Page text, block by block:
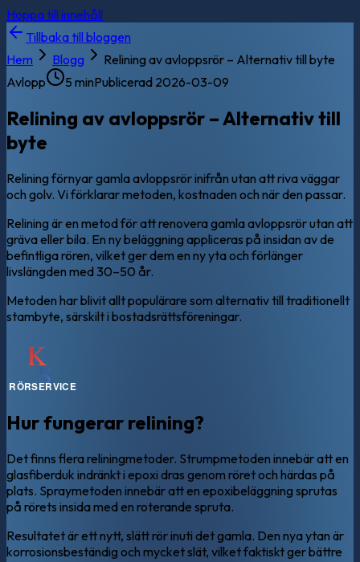
Hoppa till innehåll
Tillbaka till bloggen
Hem
Blogg
Relining av avloppsrör – Alternativ till byte
Avlopp
5 minPublicerad 2026-03-09
Relining av avloppsrör – Alternativ till
byte
Relining förnyar gamla avloppsrör inifrån utan att riva väggar
och golv. Vi förklarar metoden, kostnaden och när den passar.
Relining är en metod för att renovera gamla avloppsrör utan att
gräva eller bila. En ny beläggning appliceras på insidan av de
befintliga rören, vilket ger dem en ny yta och förlänger
livslängden med 30–50 år.
Metoden har blivit allt populärare som alternativ till traditionellt
stambyte, särskilt i bostadsrättsföreningar.
Hur fungerar relining?
Det finns flera reliningmetoder. Strumpmetoden innebär att en
glasfiberduk indränkt i epoxi dras genom röret och härdas på
plats. Spraymetoden innebär att en epoxibeläggning sprutas
på rörets insida med en roterande spruta.
Resultatet är ett nytt, slätt rör inuti det gamla. Den nya ytan är
korrosionsbeständig och mycket slät, vilket faktiskt ger bättre